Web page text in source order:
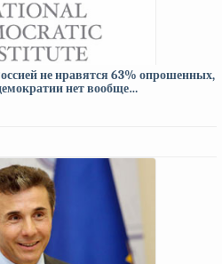
не нравятся 63% опрошенных,
нет вообще…